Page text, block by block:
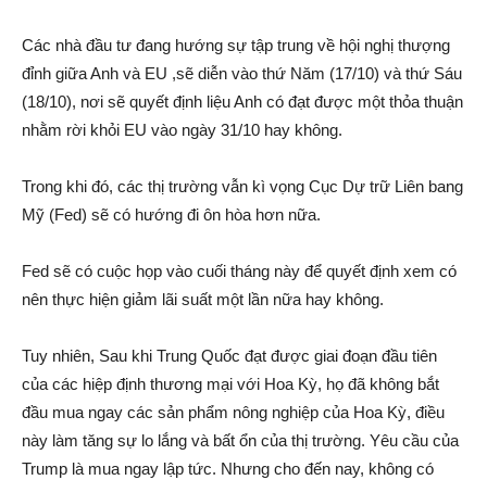
Các nhà đầu tư đang hướng sự tập trung về hội nghị thượng
đỉnh giữa Anh và EU ,sẽ diễn vào thứ Năm (17/10) và thứ Sáu
(18/10), nơi sẽ quyết định liệu Anh có đạt được một thỏa thuận
nhằm rời khỏi EU vào ngày 31/10 hay không.
Trong khi đó, các thị trường vẫn kì vọng Cục Dự trữ Liên bang
Mỹ (Fed) sẽ có hướng đi ôn hòa hơn nữa.
Fed sẽ có cuộc họp vào cuối tháng này để quyết định xem có
nên thực hiện giảm lãi suất một lần nữa hay không.
Tuy nhiên, Sau khi Trung Quốc đạt được giai đoạn đầu tiên
của các hiệp định thương mại với Hoa Kỳ, họ đã không bắt
đầu mua ngay các sản phẩm nông nghiệp của Hoa Kỳ, điều
này làm tăng sự lo lắng và bất ổn của thị trường. Yêu cầu của
Trump là mua ngay lập tức. Nhưng cho đến nay, không có